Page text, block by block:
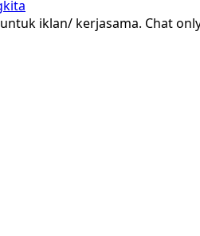
iklan/ kerjasama. Chat